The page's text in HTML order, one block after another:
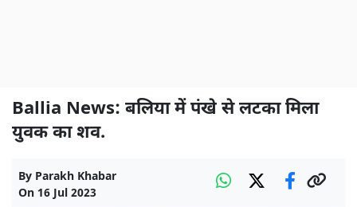
Ballia News: बलिया में पंखे से लटका मिला
युवक का शव.
By Parakh Khabar
On 16 Jul 2023